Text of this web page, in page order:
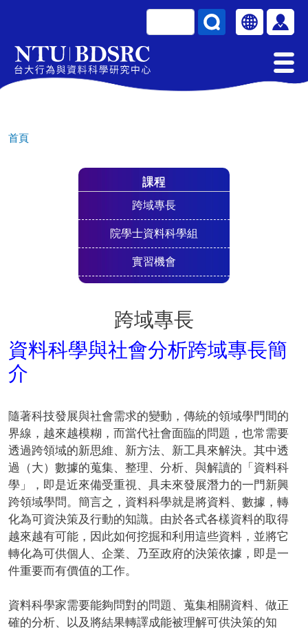
移至主內容
Select your
使用
首頁
跨域專長
資料科學與社會分析跨域專長簡
介
隨著科技發展與社會需求的變動，傳統的領域學門間的
界線，越來越模糊，而當代社會面臨的問題，也常需要
透過跨領域的新思維、新方法、新工具來解決。其中透
過（大）數據的蒐集、整理、分析、與解讀的「資料科
學」，即是近來備受重視、具未來發展潛力的一門新興
跨領域學問。簡言之，資料科學就是將資料、數據，轉
化為可資決策及行動的知識。由於各式各樣資料的取得
越來越有可能，因此如何挖掘和利用這些資料，並將它
轉化為可供個人、企業、乃至政府的決策依據，即是一
件重要而有價值的工作。​
資料科學家需要能夠問對的問題、蒐集相關資料、做正
確的分析、以及將結果轉譯成能被理解可供決策的知
課程
跨域專長
院學士資料科學組
實習機會